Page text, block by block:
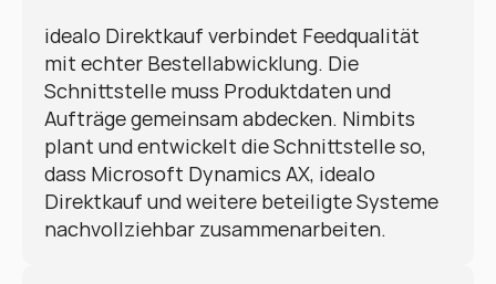
idealo Direktkauf verbindet Feedqualität
mit echter Bestellabwicklung. Die
Schnittstelle muss Produktdaten und
Aufträge gemeinsam abdecken. Nimbits
plant und entwickelt die Schnittstelle so,
dass Microsoft Dynamics AX, idealo
Direktkauf und weitere beteiligte Systeme
nachvollziehbar zusammenarbeiten.